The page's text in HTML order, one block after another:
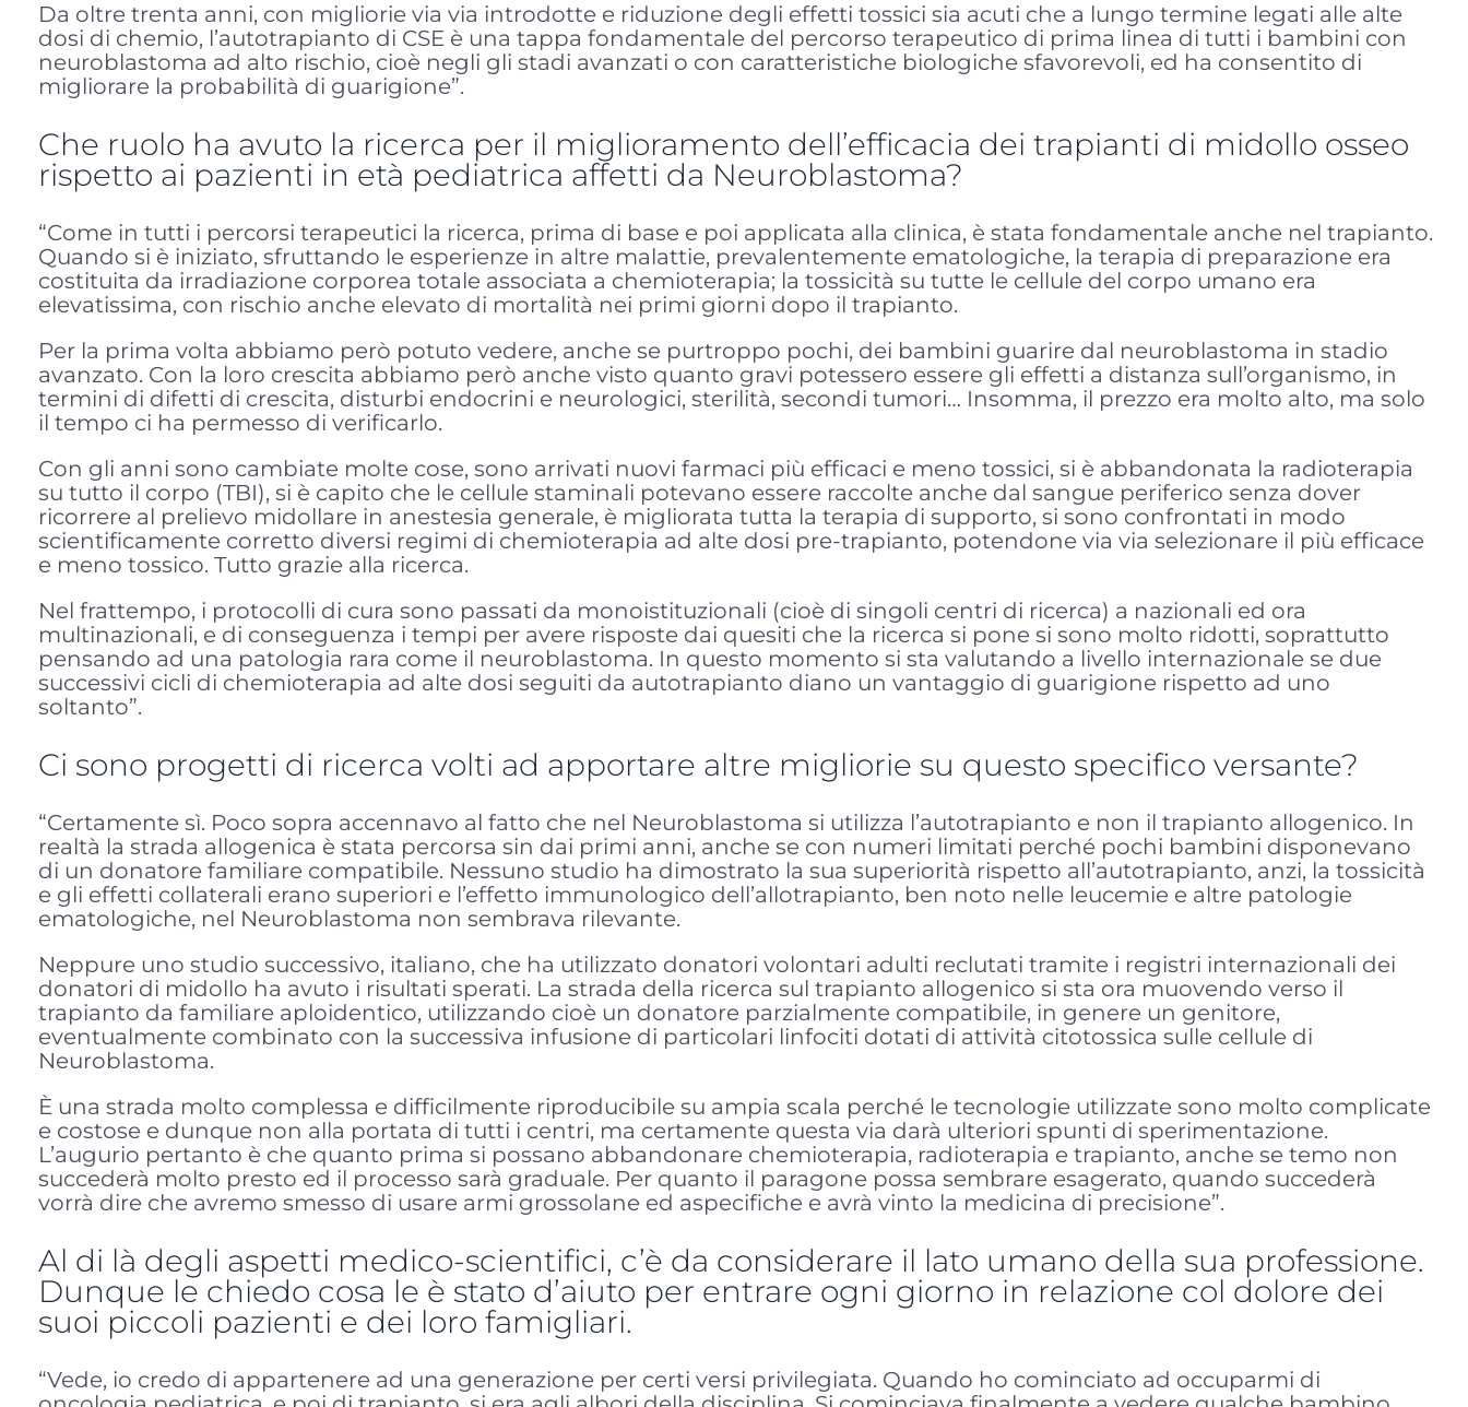
Da oltre trenta anni, con migliorie via via introdotte e riduzione degli effetti tossici sia acuti che a lungo termine legati alle alte
dosi di chemio, l’autotrapianto di CSE è una tappa fondamentale del percorso terapeutico di prima linea di tutti i bambini con
neuroblastoma ad alto rischio, cioè negli gli stadi avanzati o con caratteristiche biologiche sfavorevoli, ed ha consentito di
migliorare la probabilità di guarigione”.
Che ruolo ha avuto la ricerca per il miglioramento dell’efficacia dei trapianti di midollo osseo
rispetto ai pazienti in età pediatrica affetti da Neuroblastoma?
“Come in tutti i percorsi terapeutici la ricerca, prima di base e poi applicata alla clinica, è stata fondamentale anche nel trapianto.
Quando si è iniziato, sfruttando le esperienze in altre malattie, prevalentemente ematologiche, la terapia di preparazione era
costituita da irradiazione corporea totale associata a chemioterapia; la tossicità su tutte le cellule del corpo umano era
elevatissima, con rischio anche elevato di mortalità nei primi giorni dopo il trapianto.
Per la prima volta abbiamo però potuto vedere, anche se purtroppo pochi, dei bambini guarire dal neuroblastoma in stadio
avanzato. Con la loro crescita abbiamo però anche visto quanto gravi potessero essere gli effetti a distanza sull’organismo, in
termini di difetti di crescita, disturbi endocrini e neurologici, sterilità, secondi tumori… Insomma, il prezzo era molto alto, ma solo
il tempo ci ha permesso di verificarlo.
Con gli anni sono cambiate molte cose, sono arrivati nuovi farmaci più efficaci e meno tossici, si è abbandonata la radioterapia
su tutto il corpo (TBI), si è capito che le cellule staminali potevano essere raccolte anche dal sangue periferico senza dover
ricorrere al prelievo midollare in anestesia generale, è migliorata tutta la terapia di supporto, si sono confrontati in modo
scientificamente corretto diversi regimi di chemioterapia ad alte dosi pre-trapianto, potendone via via selezionare il più efficace
e meno tossico. Tutto grazie alla ricerca.
Nel frattempo, i protocolli di cura sono passati da monoistituzionali (cioè di singoli centri di ricerca) a nazionali ed ora
multinazionali, e di conseguenza i tempi per avere risposte dai quesiti che la ricerca si pone si sono molto ridotti, soprattutto
pensando ad una patologia rara come il neuroblastoma. In questo momento si sta valutando a livello internazionale se due
successivi cicli di chemioterapia ad alte dosi seguiti da autotrapianto diano un vantaggio di guarigione rispetto ad uno
soltanto”.
Ci sono progetti di ricerca volti ad apportare altre migliorie su questo specifico versante?
“Certamente sì. Poco sopra accennavo al fatto che nel Neuroblastoma si utilizza l’autotrapianto e non il trapianto allogenico. In
realtà la strada allogenica è stata percorsa sin dai primi anni, anche se con numeri limitati perché pochi bambini disponevano
di un donatore familiare compatibile. Nessuno studio ha dimostrato la sua superiorità rispetto all’autotrapianto, anzi, la tossicità
e gli effetti collaterali erano superiori e l’effetto immunologico dell’allotrapianto, ben noto nelle leucemie e altre patologie
ematologiche, nel Neuroblastoma non sembrava rilevante.
Neppure uno studio successivo, italiano, che ha utilizzato donatori volontari adulti reclutati tramite i registri internazionali dei
donatori di midollo ha avuto i risultati sperati. La strada della ricerca sul trapianto allogenico si sta ora muovendo verso il
trapianto da familiare aploidentico, utilizzando cioè un donatore parzialmente compatibile, in genere un genitore,
eventualmente combinato con la successiva infusione di particolari linfociti dotati di attività citotossica sulle cellule di
Neuroblastoma.
È una strada molto complessa e difficilmente riproducibile su ampia scala perché le tecnologie utilizzate sono molto complicate
e costose e dunque non alla portata di tutti i centri, ma certamente questa via darà ulteriori spunti di sperimentazione.
L’augurio pertanto è che quanto prima si possano abbandonare chemioterapia, radioterapia e trapianto, anche se temo non
succederà molto presto ed il processo sarà graduale. Per quanto il paragone possa sembrare esagerato, quando succederà
vorrà dire che avremo smesso di usare armi grossolane ed aspecifiche e avrà vinto la medicina di precisione”.
Al di là degli aspetti medico-scientifici, c’è da considerare il lato umano della sua professione.
Dunque le chiedo cosa le è stato d’aiuto per entrare ogni giorno in relazione col dolore dei
suoi piccoli pazienti e dei loro famigliari.
“Vede, io credo di appartenere ad una generazione per certi versi privilegiata. Quando ho cominciato ad occuparmi di